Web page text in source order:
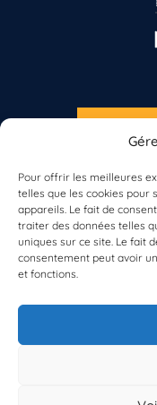
Pour offrir les meilleures
telles que les cookies pour
appareils. Le fait de
traiter des données telles
uniques sur ce site. Le fait
consentement peut avoir
et fonctions.
Vous